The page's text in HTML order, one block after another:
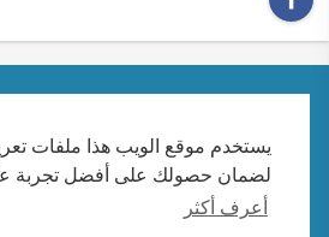
يستخدم موقع الويب هذا ملفات
لضمان حصولك على أفضل تجربة
أعرف أكثر
حقوق الطبع والنشر ©
محفوظة.
تعليمات الاستخدام